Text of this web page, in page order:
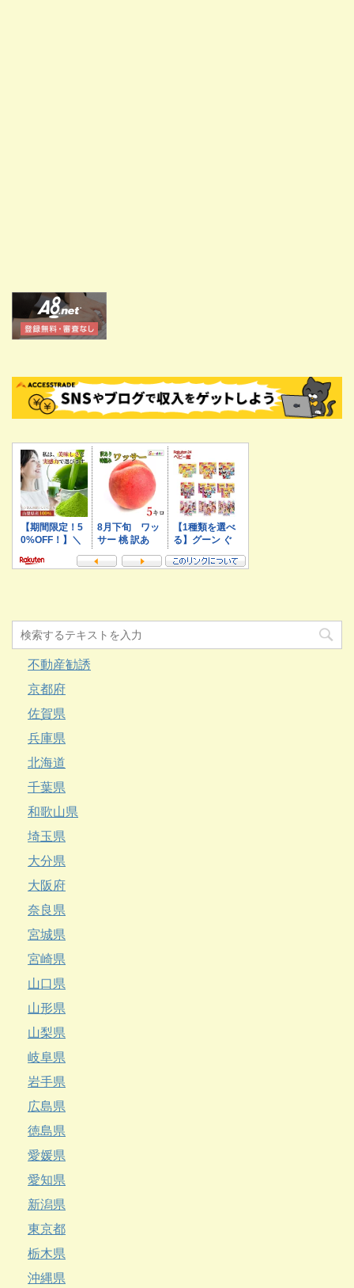
不動産勧誘
京都府
佐賀県
兵庫県
北海道
千葉県
和歌山県
埼玉県
大分県
大阪府
奈良県
宮城県
宮崎県
山口県
山形県
山梨県
岐阜県
岩手県
広島県
徳島県
愛媛県
愛知県
新潟県
東京都
栃木県
沖縄県